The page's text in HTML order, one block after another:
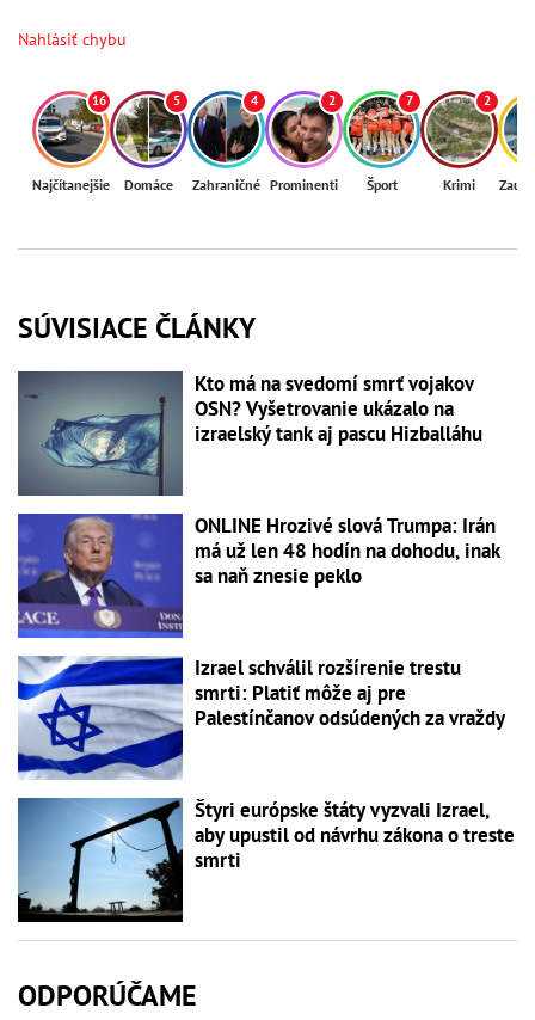
Nahlásiť chybu
16
Najčítanejšie
5
Domáce
4
Zahraničné
2
Prominenti
7
Šport
2
Krimi
SÚVISIACE ČLÁNKY
Kto má na svedomí smrť vojakov
OSN? Vyšetrovanie ukázalo na
izraelský tank aj pascu Hizballáhu
ONLINE Hrozivé slová Trumpa: Irán
má už len 48 hodín na dohodu, inak
sa naň znesie peklo
Izrael schválil rozšírenie trestu
smrti: Platiť môže aj pre
Palestínčanov odsúdených za vraždy
Štyri európske štáty vyzvali Izrael,
aby upustil od návrhu zákona o treste
smrti
ODPORÚČAME